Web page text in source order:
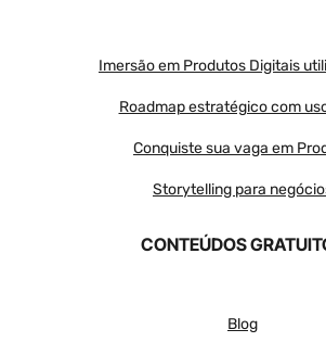
Imersão em Produtos Digitais
Roadmap estratégico com
Conquiste sua vaga em
Storytelling para
CONTEÚDOS
Blog